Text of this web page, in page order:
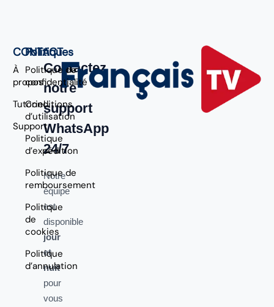
CONTACT
À
propos
Tutoriel
Support
Politiques
Politique de
confidentialité
Conditions
d’utilisation
Politique
d’expédition
Politique de
remboursement
Politique
de
cookies
Politique
d’annulation
Contactez
notre
support
WhatsApp
24/7
Notre
équipe
est
disponible
jour
et
nuit
pour
vous